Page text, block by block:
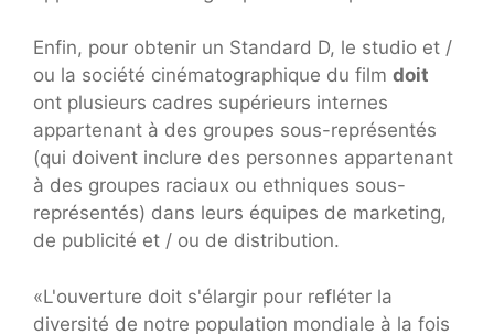
Enfin, pour obtenir un Standard D, le studio et /
ou la société cinématographique du film doit
ont plusieurs cadres supérieurs internes
appartenant à des groupes sous-représentés
(qui doivent inclure des personnes appartenant
à des groupes raciaux ou ethniques sous-
représentés) dans leurs équipes de marketing,
de publicité et / ou de distribution.
«L'ouverture doit s'élargir pour refléter la
diversité de notre population mondiale à la fois